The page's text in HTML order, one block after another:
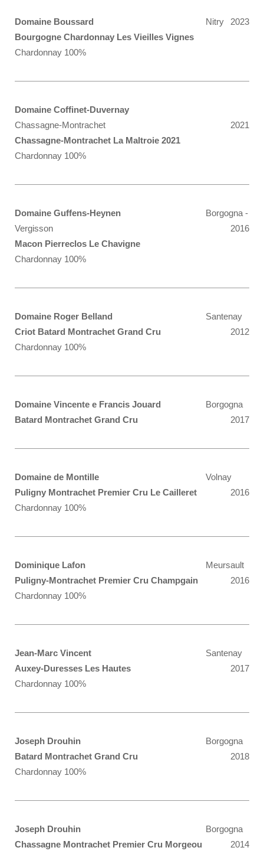
Domaine Boussard Nitry
2023
Bourgogne Chardonnay Les Vieilles Vignes
Chardonnay 100%
Domaine Coffinet-Duvernay
Chassagne-Montrachet
2021
Chassagne-Montrachet La Maltroie 2021
Chardonnay 100%
Domaine Guffens-Heynen
Borgogna -
Vergisson
2016
Macon Pierreclos Le Chavigne
Chardonnay 100%
Domaine Roger Belland
Santenay
2012
Criot Batard Montrachet Grand Cru
Chardonnay 100%
Domaine Vincente e Francis Jouard
Borgogna
2017
Batard Montrachet Grand Cru
Domaine de Montille
Volnay
2016
Puligny Montrachet Premier Cru Le Cailleret
Chardonnay 100%
Dominique Lafon
Meursault
2016
Puligny-Montrachet Premier Cru Champgain
Chardonnay 100%
Jean-Marc Vincent
Santenay
2017
Auxey-Duresses Les Hautes
Chardonnay 100%
Joseph Drouhin
Borgogna
2018
Batard Montrachet Grand Cru
Chardonnay 100%
Joseph Drouhin
Borgogna
2014
Chassagne Montrachet Premier Cru Morgeou